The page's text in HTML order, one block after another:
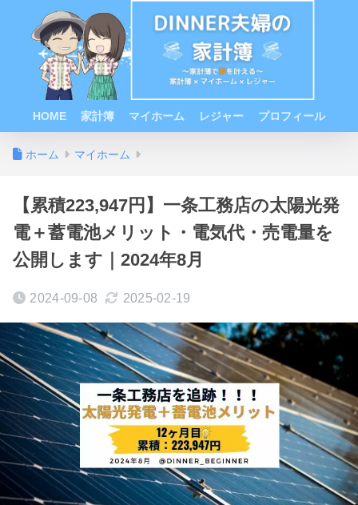
HOME 家計簿 マイホーム レジャー プロフィール
ホーム マイホーム
【累積223,947円】一条工務店の太陽光発
電＋蓄電池メリット・電気代・売電量を
公開します｜2024年8月
2024-09-08 2025-02-19